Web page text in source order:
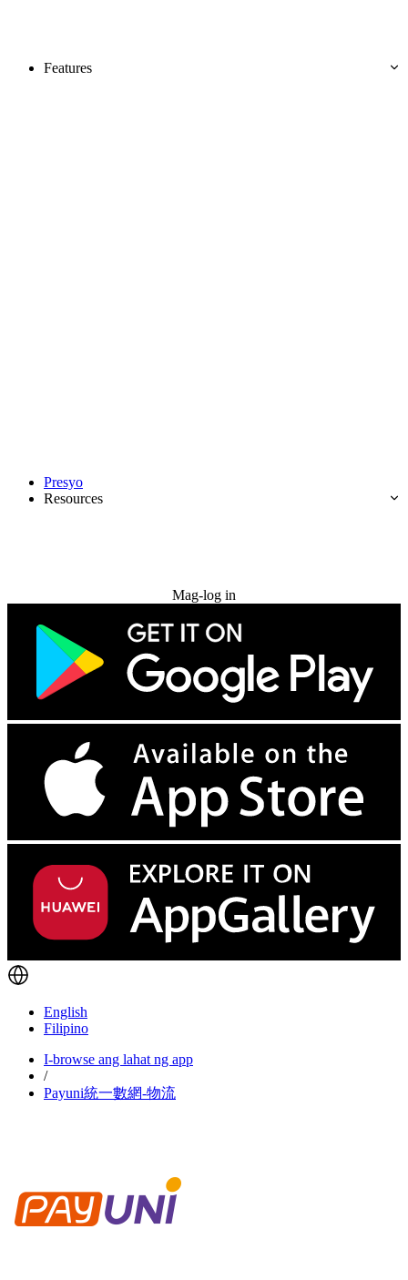
Features
Presyo
Resources
Mag-log in
English
Filipino
I-browse ang lahat ng app
/
Payuni統一數網-物流